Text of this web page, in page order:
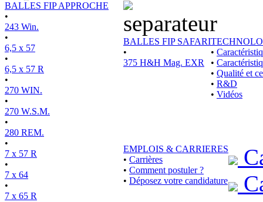
BALLES FIP APPROCHE
•
243 Win.
•
6,5 x 57
•
6,5 x 57 R
•
270 WIN.
•
270 W.S.M.
•
280 REM.
•
7 x 57 R
•
7 x 64
•
7 x 65 R
BALLES FIP SAFARI
•
375 H&H Mag. EXR
•
•
• Qualité et
• R&D
• Vidéos
EMPLOIS & CARRIERES
• Carrières
• Comment postuler ?
• Déposez votre candidature